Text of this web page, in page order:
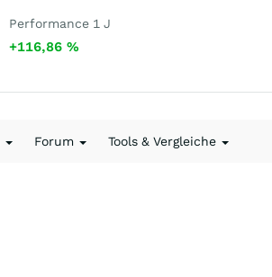
Performance 1 J
+116,86 %
Forum Tools & Vergleiche